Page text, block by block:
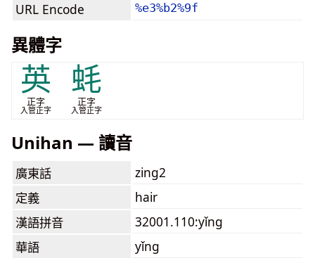
URL Encode %e3%b2%9f
異體字
英
正字
入管正字
蚝
正字
入管正字
Unihan — 讀音
廣東話
zing2
定義
hair
漢語拼音
32001.110:yǐng
華語
yǐng